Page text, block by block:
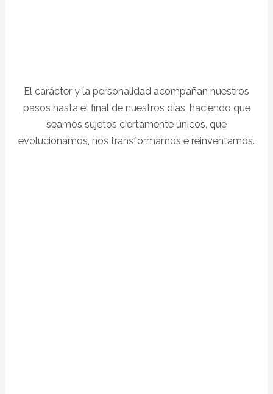
El carácter y la personalidad acompañan nuestros
pasos hasta el final de nuestros días, haciendo que
seamos sujetos ciertamente únicos, que
evolucionamos, nos transformamos e reinventamos.